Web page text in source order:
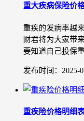
重大疾病保险价
重疾的发病率越
财君将为大家带
要知道自己投保
发布时间：2025-
重疾险价格明细